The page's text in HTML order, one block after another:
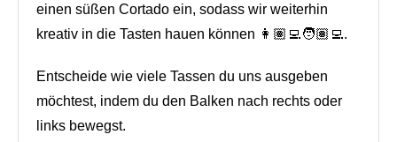
einen süßen Cortado ein, sodass wir weiterhin
kreativ in die Tasten hauen können 👩🏽‍💻🧑🏽‍💻.
Entscheide wie viele Tassen du uns ausgeben
möchtest, indem du den Balken nach rechts oder
links bewegst.